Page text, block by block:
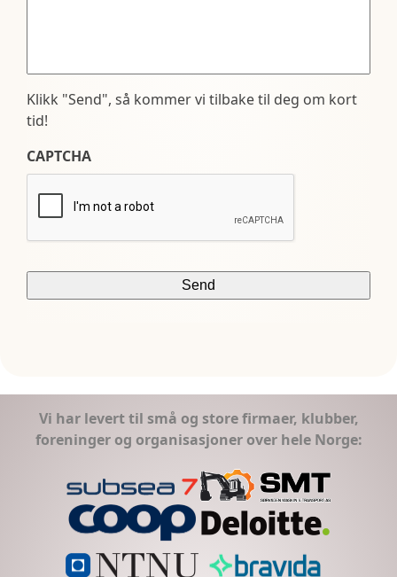
Klikk "Send", så kommer vi tilbake til deg om kort
tid!
CAPTCHA
Vi har levert til små og store firmaer, klubber,
foreninger og organisasjoner over hele Norge: